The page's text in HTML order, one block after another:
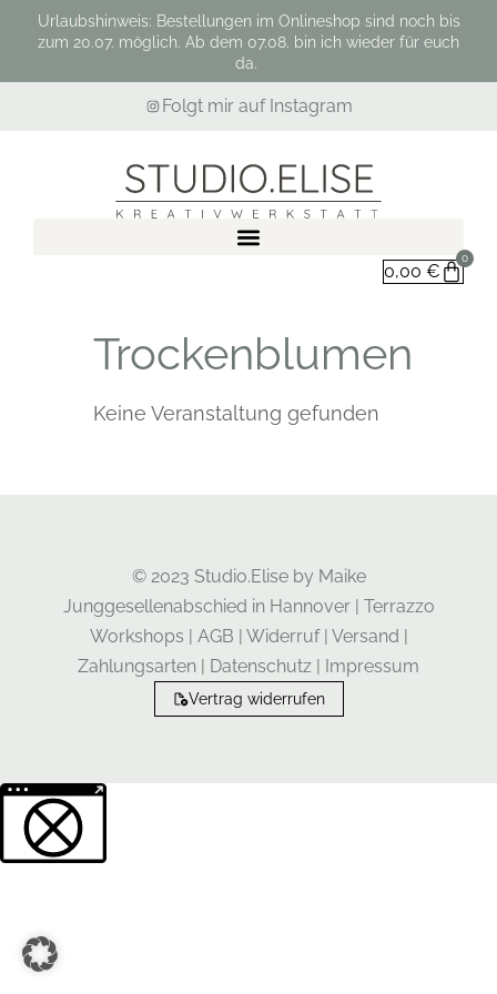
Urlaubshinweis: Bestellungen im Onlineshop sind noch bis
zum 20.07. möglich. Ab dem 07.08. bin ich wieder für euch
da.
Folgt mir auf Instagram
0,00 €
0
Trockenblumen
Keine Veranstaltung gefunden
© 2023 Studio.Elise by Maike
Junggesellenabschied in Hannover| Terrazzo
Workshops | AGB | Widerruf| Versand |
Zahlungsarten | Datenschutz | Impressum
Vertrag widerrufen
Weitere Informationen über den gesperrten Inhalt.